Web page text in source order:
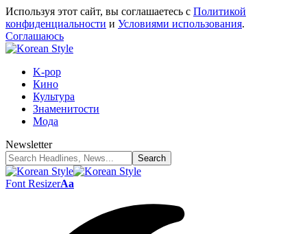
Используя этот сайт, вы соглашаетесь с Политикой
конфиденциальности и Условиями использования.
Соглашаюсь
K-pop
Кино
Культура
Знаменитости
Мода
Newsletter
Font ResizerAa